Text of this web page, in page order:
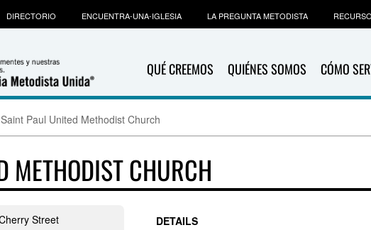
QUÉ CREEMOS QUIÉNES SOMOS CÓMO
DIRECTORIO ENCUENTRA-UNA-IGLESIA LA PREGUNTA METODISTA
Saint Paul United Methodist Church
METHODIST CHURCH
Street
DETAILS